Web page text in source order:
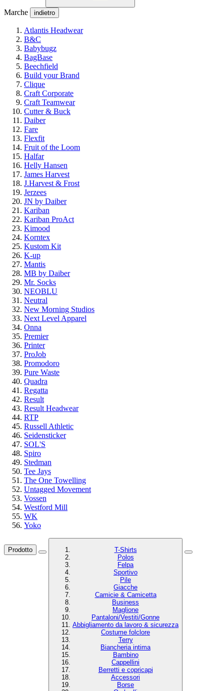
Marche indietro
Atlantis Headwear
B&C
Babybugz
BagBase
Beechfield
Build your Brand
Clique
Craft Corporate
Craft Teamwear
Cutter & Buck
Daiber
Fare
Flexfit
Fruit of the Loom
Halfar
Helly Hansen
James Harvest
J.Harvest & Frost
Jerzees
JN by Daiber
Kariban
Kariban ProAct
Kimood
Korntex
Kustom Kit
K-up
Mantis
MB by Daiber
Mr. Socks
NEOBLU
Neutral
New Morning Studios
Next Level Apparel
Onna
Premier
Printer
ProJob
Promodoro
Pure Waste
Quadra
Regatta
Result
Result Headwear
RTP
Russell Athletic
Seidensticker
SOL'S
Spiro
Stedman
Tee Jays
The One Towelling
Untagged Movement
Vossen
Westford Mill
WK
Yoko
Prodotto
T-Shirts
Polos
Felpa
Sportivo
Pile
Giacche
Camicie & Camicetta
Business
Maglione
Pantaloni/Vestiti/Gonne
Abbigliamento da lavoro & sicurezza
Costume folclore
Terry
Biancheria intima
Bambino
Cappellini
Berretti e copricapi
Accessori
Borse